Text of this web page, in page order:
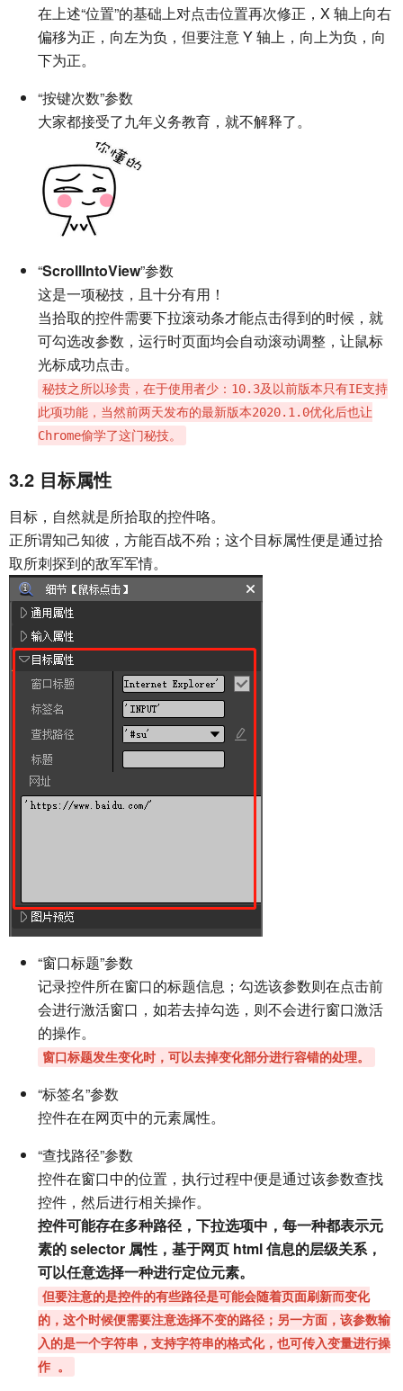
在上述“位置”的基础上对点击位置再次修正，X 轴上向右
偏移为正，向左为负，但要注意 Y 轴上，向上为负，向
下为正。
“按键次数”参数
大家都接受了九年义务教育，就不解释了。
“ScrollIntoView”参数
这是一项秘技，且十分有用！
当拾取的控件需要下拉滚动条才能点击得到的时候，就
可勾选改参数，运行时页面均会自动滚动调整，让鼠标
光标成功点击。
秘技之所以珍贵，在于使用者少：10.3及以前版本只有IE支持
此项功能，当然前两天发布的最新版本2020.1.0优化后也让
Chrome偷学了这门秘技。
3.2 目标属性
目标，自然就是所拾取的控件咯。
正所谓知己知彼，方能百战不殆；这个目标属性便是通过拾
取所刺探到的敌军军情。
“窗口标题”参数
记录控件所在窗口的标题信息；勾选该参数则在点击前
会进行激活窗口，如若去掉勾选，则不会进行窗口激活
的操作。
窗口标题发生变化时，可以去掉变化部分进行容错的处理。
“标签名”参数
控件在在网页中的元素属性。
“查找路径”参数
控件在窗口中的位置，执行过程中便是通过该参数查找
控件，然后进行相关操作。
控件可能存在多种路径，下拉选项中，每一种都表示元
素的 selector 属性，基于网页 html 信息的层级关系，
可以任意选择一种进行定位元素。
但要注意的是控件的有些路径是可能会随着页面刷新而变化
的，这个时候便需要注意选择不变的路径；另一方面，该参数输
入的是一个字符串，支持字符串的格式化，也可传入变量进行操
作 。